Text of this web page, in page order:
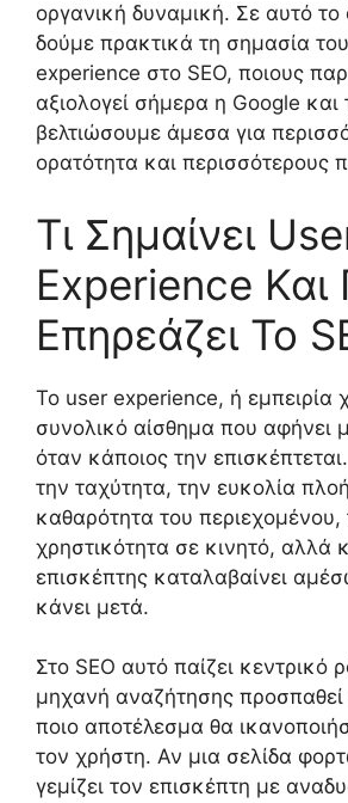
οργανική δυναμική. Σε αυτό το
δούμε πρακτικά τη σημασία
experience στο SEO, ποιους
αξιολογεί σήμερα η Google και
βελτιώσουμε άμεσα για
ορατότητα και περισσότερους
Τι Σημαίνει
Experience Και
Επηρεάζει Το
Το user experience, ή εμπειρία
συνολικό αίσθημα που αφήνει
όταν κάποιος την
την ταχύτητα, την ευκολία
καθαρότητα του περιεχομένου,
χρηστικότητα σε κινητό, αλλά
επισκέπτης καταλαβαίνει
κάνει μετά.
Στο SEO αυτό παίζει κεντρικό
μηχανή αναζήτησης
ποιο αποτέλεσμα θα
τον χρήστη. Αν μια σελίδα
γεμίζει τον επισκέπτη με